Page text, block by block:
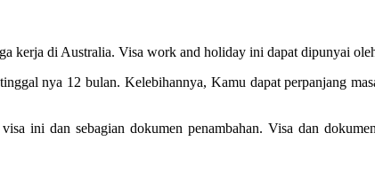
kerja di Australia. Visa work and holiday ini dapat dipunyai
nya 12 bulan. Kelebihannya, Kamu dapat perpanjang
ini dan sebagian dokumen penambahan. Visa dan